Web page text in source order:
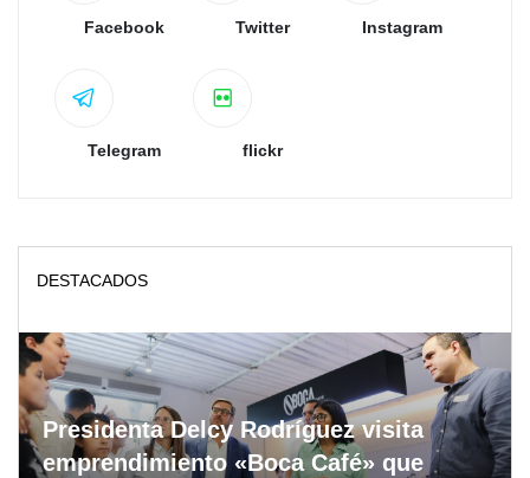
Facebook Twitter Instagram
Telegram flickr
DESTACADOS
Presidenta Delcy Rodríguez visita
emprendimiento «Boca Café» que